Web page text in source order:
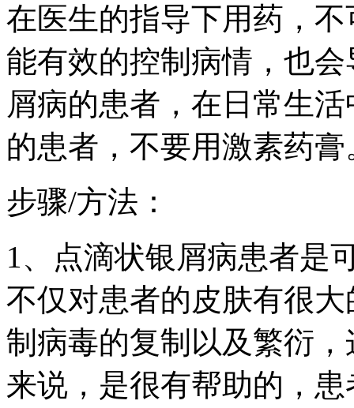
在医生的指导下用药，
能有效的控制病情，也
屑病的患者，在日常生
的患者，不要用激素药膏
步骤/方法：
1、点滴状银屑病患者是
不仅对患者的皮肤有很
制病毒的复制以及繁衍
来说，是很有帮助的，